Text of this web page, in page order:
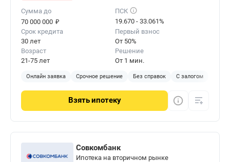
Сумма до
70 000 000 ₽
ПСК
19.670 - 33.061%
Срок кредита
30 лет
Первый взнос
От 50%
Возраст
21-75 лет
Решение
От 1 мин.
Онлайн заявка Срочное решение Без справок С залогом
Взятьипотеку
Совкомбанк
Ипотека на вторичном рынке